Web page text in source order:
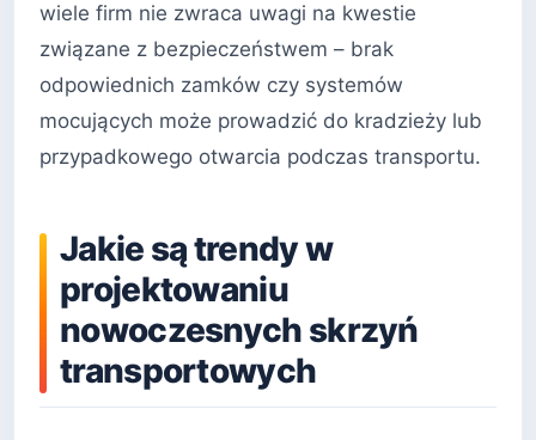
wiele firm nie zwraca uwagi na kwestie
związane z bezpieczeństwem – brak
odpowiednich zamków czy systemów
mocujących może prowadzić do kradzieży lub
przypadkowego otwarcia podczas transportu.
Jakie są trendy w
projektowaniu
nowoczesnych skrzyń
transportowych